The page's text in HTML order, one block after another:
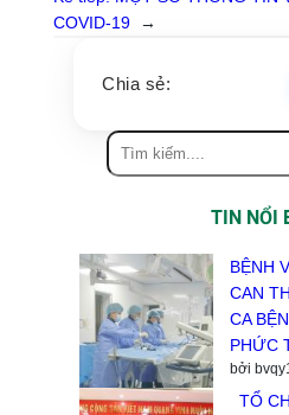
COVID-19
→
Chia sẻ:
TIN NỔI
BỆNH
CAN
CA
PHỨC
bởi
TỔ